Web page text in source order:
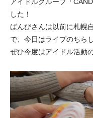
した！
ばんびさんは以前に札幌
で、今日はライブのちら
ぜひ今度はアイドル活動